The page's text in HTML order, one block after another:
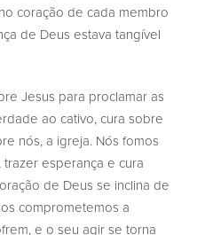
coração de cada membro
de Deus estava tangível
Jesus para proclamar as
ao cativo, cura sobre
nós, a igreja. Nós fomos
esperança e cura
de Deus se inclina de
comprometemos a
e o seu agir se torna